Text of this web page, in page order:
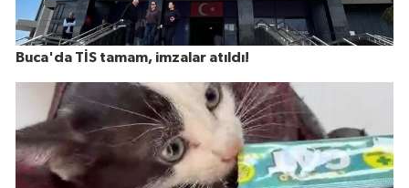
Buca'da TİS tamam, imzalar atıldı!